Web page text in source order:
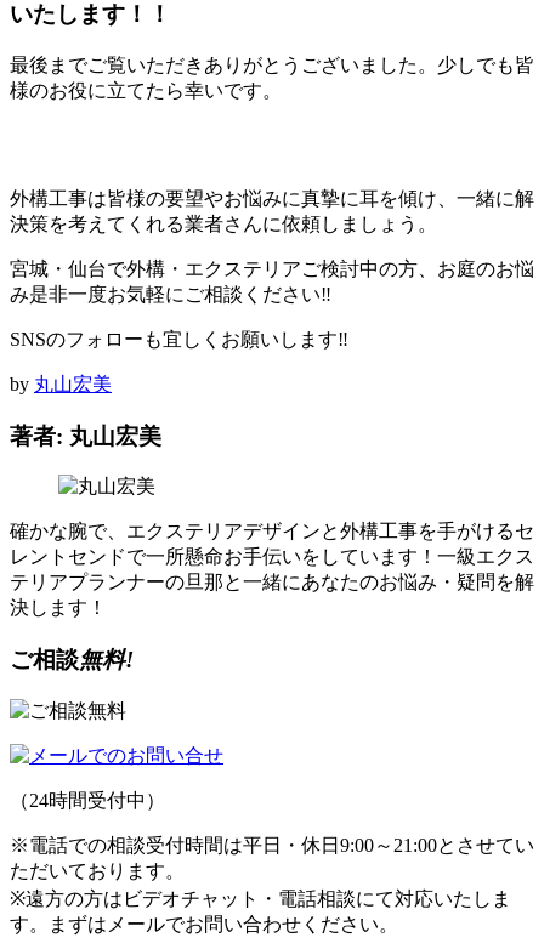
いたします！！
最後までご覧いただきありがとうございました。少しでも皆
様のお役に立てたら幸いです。
外構工事は皆様の要望やお悩みに真摯に耳を傾け、一緒に解
決策を考えてくれる業者さんに依頼しましょう。
宮城・仙台で外構・エクステリアご検討中の方、お庭のお悩
み是非一度お気軽にご相談ください‼
SNSのフォローも宜しくお願いします‼
by 丸山宏美
著者: 丸山宏美
確かな腕で、エクステリアデザインと外構工事を手がけるセ
レントセンドで一所懸命お手伝いをしています！一級エクス
テリアプランナーの旦那と一緒にあなたのお悩み・疑問を解
決します！
ご相談無料!
（24時間受付中）
※電話での相談受付時間は平日・休日9:00～21:00とさせてい
ただいております。
※遠方の方はビデオチャット・電話相談にて対応いたしま
す。まずはメールでお問い合わせください。